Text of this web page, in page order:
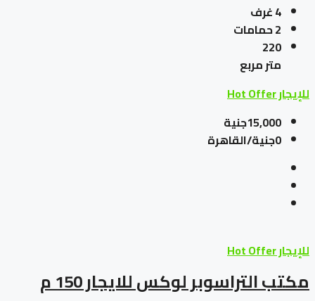
4غرف
2حمامات
220
متر مربع
للإيجارHot Offer
15,000جنية
0جنية/القاهرة
للإيجارHot Offer
مكتب التراسوبر لوكس للايجار 150 م